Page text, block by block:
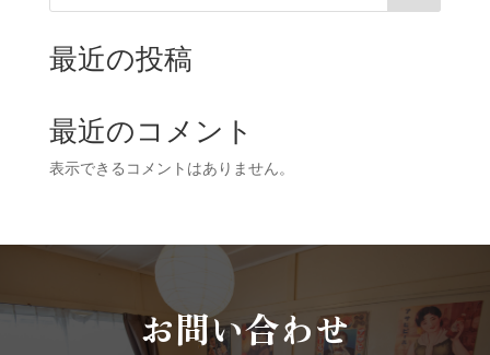
最近の投稿
最近のコメント
表示できるコメントはありません。
お問い合わせ